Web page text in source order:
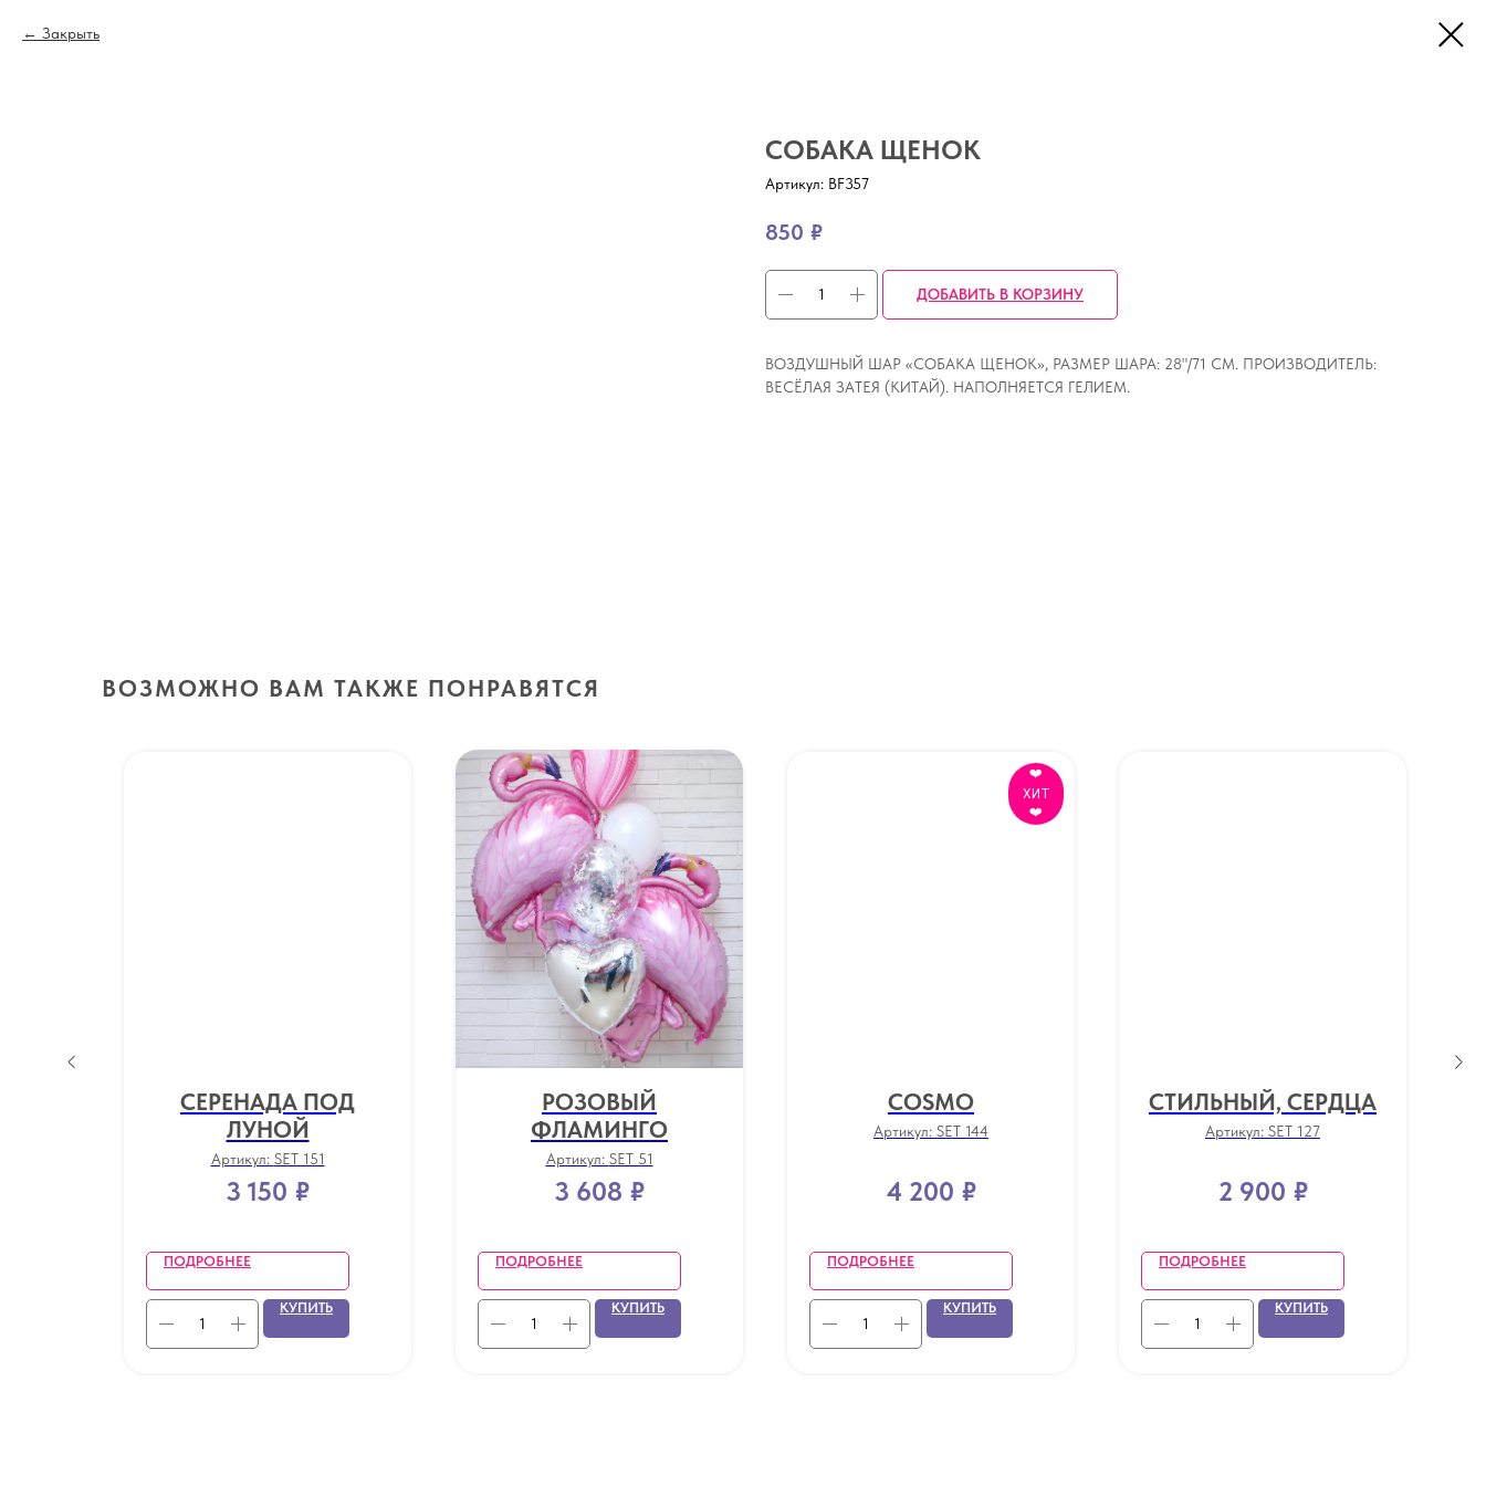
Закрыть
СОБАКА ЩЕНОК
Артикул: BF357
850 ₽
ДОБАВИТЬ В КОРЗИНУ
ВОЗДУШНЫЙ ШАР «СОБАКА ЩЕНОК», РАЗМЕР ШАРА: 28"/71 СМ. ПРОИЗВОДИТЕЛЬ:
ВЕСЁЛАЯ ЗАТЕЯ (КИТАЙ). НАПОЛНЯЕТСЯ ГЕЛИЕМ.
ВОЗМОЖНО ВАМ ТАКЖЕ ПОНРАВЯТСЯ
СЕРЕНАДА ПОД
ЛУНОЙ
Артикул: SET 151
3 150 ₽
ПОДРОБНЕЕ
КУПИТЬ
РОЗОВЫЙ
ФЛАМИНГО
Артикул: SET 51
3 608 ₽
ПОДРОБНЕЕ
КУПИТЬ
❤️
ХИТ
❤️
COSMO
Артикул: SET 144
4 200 ₽
ПОДРОБНЕЕ
КУПИТЬ
СТИЛЬНЫЙ, СЕРДЦА
Артикул: SET 127
2 900 ₽
ПОДРОБНЕЕ
КУПИТЬ